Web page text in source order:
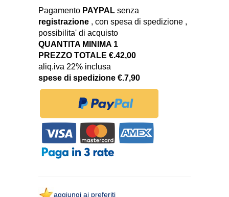
Pagamento PAYPAL senza
registrazione , con spesa di spedizione ,
possibilita' di acquisto
QUANTITA MINIMA 1
PREZZO TOTALE €.42,00
aliq.iva 22% inclusa
spese di spedizione €.7,90
aggiungi ai preferiti